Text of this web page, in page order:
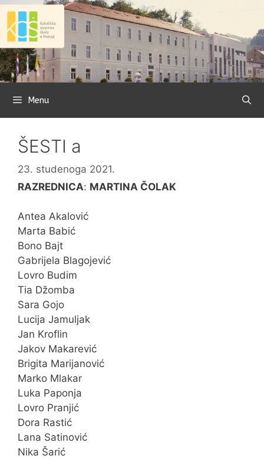
Preskoči
sadržaj
Menu
ŠESTI a
23. studenoga 2021.
RAZREDNICA: MARTINA ČOLAK
Antea Akalović
Marta Babić
Bono Bajt
Gabrijela Blagojević
Lovro Budim
Tia Džomba
Sara Gojo
Lucija Jamuljak
Jan Kroflin
Jakov Makarević
Brigita Marijanović
Marko Mlakar
Luka Paponja
Lovro Pranjić
Dora Rastić
Lana Satinović
Nika Šarić